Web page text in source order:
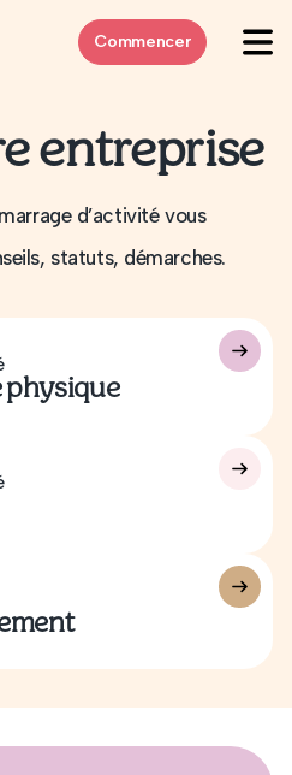
Commencer
entreprise
d’activité vous
statuts, démarches.
physique